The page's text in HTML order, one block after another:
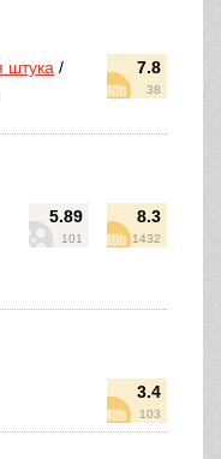
7.8
38
штука /
5.89
101
8.3
1432
3.4
103